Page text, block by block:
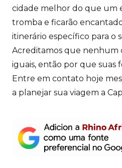
cidade melhor do que um
tromba e ficarão
itinerário específico para o
Acreditamos que nenhum
iguais, então por que suas
Entre em contato hoje
a planejar sua viagem a